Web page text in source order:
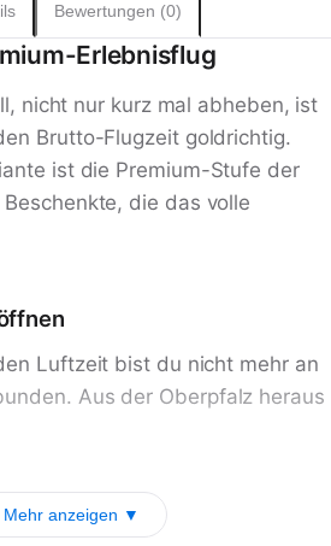
Bewertungen (0)
Erlebnisflug
nicht nur kurz mal abheben, ist
Brutto-Flugzeit goldrichtig.
ist die Premium-Stufe der
die das volle
Luftzeit bist du nicht mehr an
Aus der Oberpfalz heraus
Mehr anzeigen ▼